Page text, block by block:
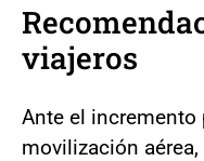
viajeros
Ante el incremento
movilización